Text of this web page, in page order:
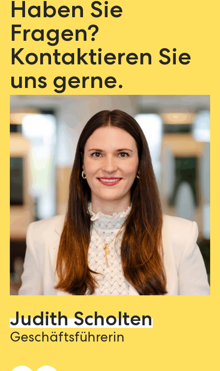
Haben Sie
Fragen?
Kontaktieren Sie
uns gerne.
Judith Scholten
Geschäftsführerin